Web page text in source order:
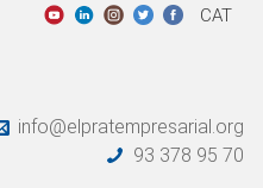
CAT
info@elpratempresarial.org
93 378 95 70